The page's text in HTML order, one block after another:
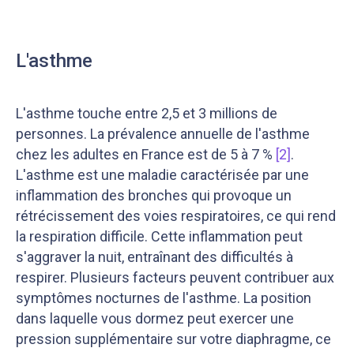
L'asthme
L'asthme touche entre 2,5 et 3 millions de
personnes. La prévalence annuelle de l'asthme
chez les adultes en France est de 5 à 7 % [2].
L'asthme est une maladie caractérisée par une
inflammation des bronches qui provoque un
rétrécissement des voies respiratoires, ce qui rend
la respiration difficile. Cette inflammation peut
s'aggraver la nuit, entraînant des difficultés à
respirer. Plusieurs facteurs peuvent contribuer aux
symptômes nocturnes de l'asthme. La position
dans laquelle vous dormez peut exercer une
pression supplémentaire sur votre diaphragme, ce